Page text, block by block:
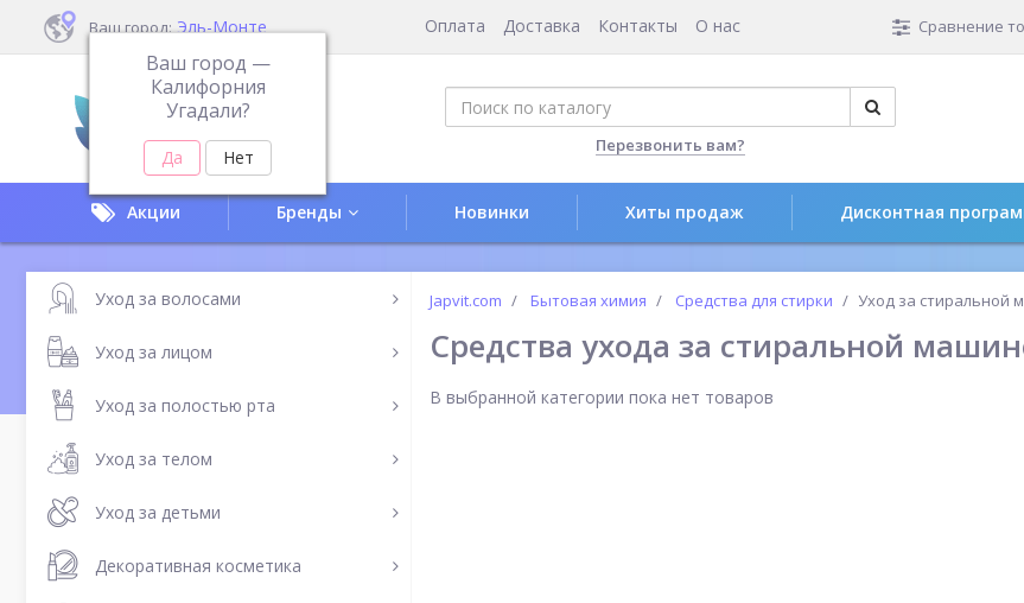
Ваш город: Эль-Монте
Ваш город —
Калифорния
Угадали?
Оплата Доставка Контакты О нас Сравнение
Перезвонить вам?
Акции Бренды Новинки Хиты продаж Дисконтная
Уход за волосами
Уход за лицом
Уход за полостью рта
Уход за телом
Уход за детьми
Декоративная косметика
Japvit.com Бытовая химия Средства для стирки Уход за стиральной
Средства ухода за стиральной
В выбранной категории пока нет товаров